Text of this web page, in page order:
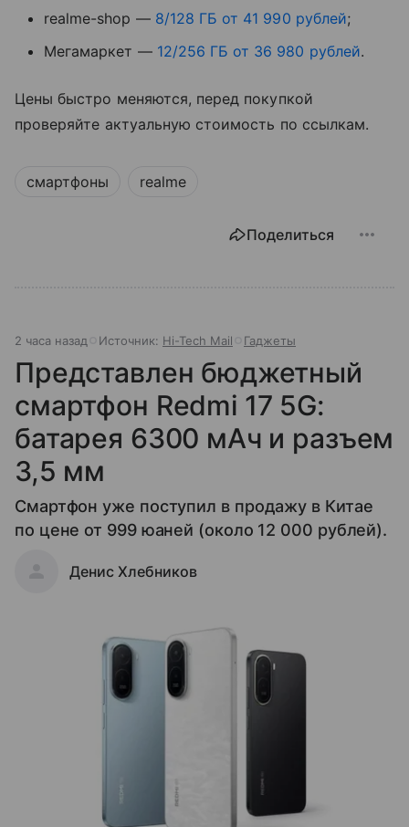
realme-shop — 8/128 ГБ от 41 990 рублей;
Мегамаркет — 12/256 ГБ от 36 980 рублей.
Цены быстро меняются, перед покупкой
проверяйте актуальную стоимость по ссылкам.
смартфоны realme
Поделиться
2 часа назад Источник: Hi-Tech Mail Гаджеты
Представлен бюджетный
смартфон Redmi 17 5G:
батарея 6300 мАч и разъем
3,5 мм
Смартфон уже поступил в продажу в Китае
по цене от 999 юаней (около 12 000 рублей).
Денис Хлебников